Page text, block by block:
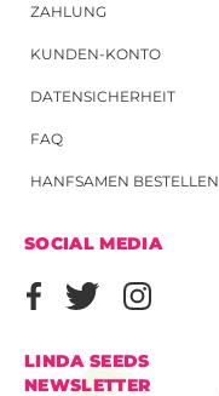
ZAHLUNG
KUNDEN-KONTO
DATENSICHERHEIT
FAQ
HANFSAMEN BESTELLEN
SOCIAL MEDIA
LINDA SEEDS
NEWSLETTER